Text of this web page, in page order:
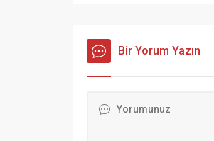
açıklamada Trump, “Çok geç.
Powell bir aptal, hiçbir fikri yok.
Onun dışında kendisini çok
Bir Yorum Yazın